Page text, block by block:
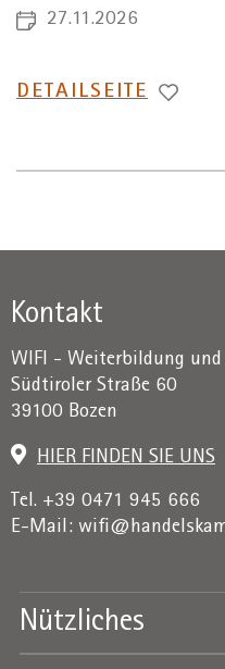
27.11.2026
WECHSEL
DETAILSEITE
Kontakt
WIFI - Weiterbildung
Südtiroler Straße 60
39100 Bozen
HIER FINDEN SIE UNS
Tel. +39 0471 945 666
E-Mail:
Nützliches